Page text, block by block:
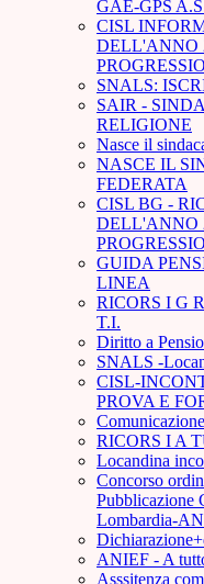
GAE-GPS
CISL
DELL'ANNO
SNALS:
SAIR -
RELIGIONE
Nasce il
NASCE IL
FEDERATA
CISL BG -
DELL'ANNO
GUIDA
LINEA
RICORS I G
T.I.
Diritto a
SNALS -
CISL-
PROVA E
RICORS I A
Locandina
Concorso
Pubblicazione
Lombardia-
ANIEF - A
Asssitenza